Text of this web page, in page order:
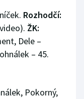
Rozhodčí:
ŽK:
Dele –
– 45.
Pokorný,